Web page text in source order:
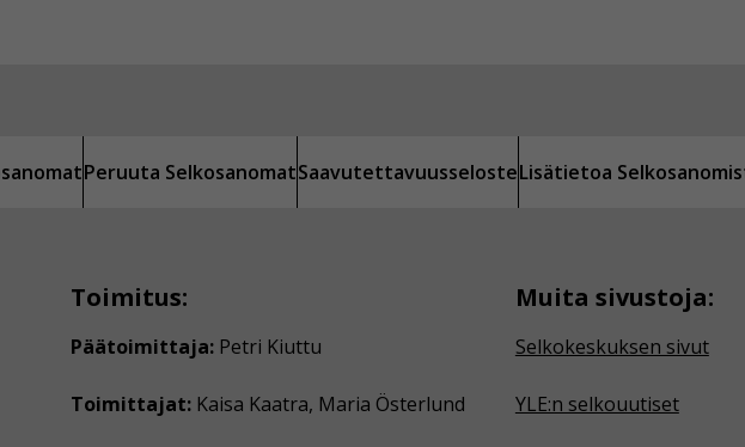
Peruuta SelkosanomatSaavutettavuusselosteLisätietoa
Toimitus:
Päätoimittaja: Petri Kiuttu
Toimittajat: Kaisa Kaatra, Maria Österlund
Muita sivustoja:
Selkokeskuksen sivut
YLE:n selkouutiset